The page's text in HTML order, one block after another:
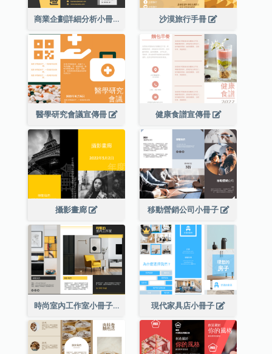
商業企劃詳細分析小冊子 沙漠旅行手冊
醫學研究會議宣傳冊 健康食譜宣傳冊
攝影畫廊 移動營銷公司小冊子
時尚室內工作室小冊子 現代家具店小冊子